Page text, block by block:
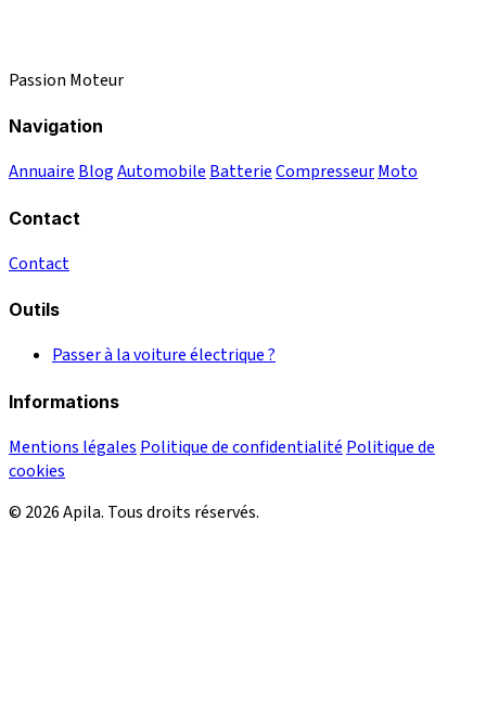
Passion Moteur
Navigation
Annuaire BlogAutomobile BatterieCompresseurMoto
Contact
Contact
Outils
Passer à la voiture électrique ?
Informations
Mentions légales Politique de confidentialité Politique de
cookies
© 2026 Apila. Tous droits réservés.